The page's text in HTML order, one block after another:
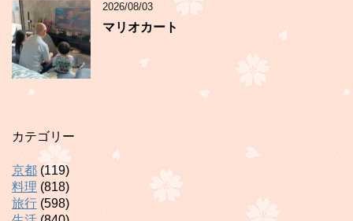
2026/08/03
マリオカート
カテゴリー
京都 (119)
料理 (818)
旅行 (598)